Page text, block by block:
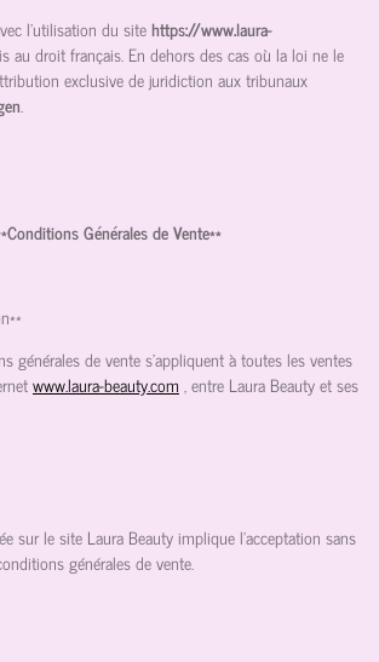
l’utilisation du sitehttps://www.laura-
au droit français. En dehors des cas où la loi ne le
exclusive de juridiction aux tribunaux
.
Générales de Vente**
générales de vente s'appliquent à toutes les ventes
www.laura-beauty.com , entre Laura Beauty et ses
sur le site Laura Beauty implique l'acceptation sans
générales de vente.